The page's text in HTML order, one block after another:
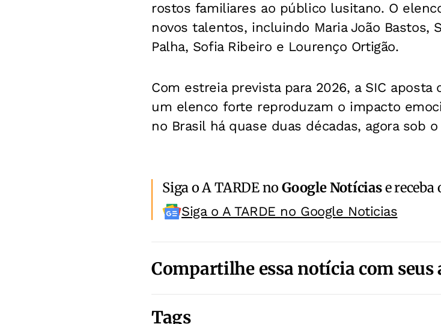
rostos familiares ao público lusitano. O
novos talentos, incluindo Maria João Bastos,
Palha, Sofia Ribeiro e Lourenço Ortigão.
Com estreia prevista para 2026, a SIC
um elenco forte reproduzam o impacto
no Brasil há quase duas décadas, agora sob
Siga o A TARDE noGoogle Notíciase receba
Siga o A TARDE no Google Noticias
Compartilhe essa notícia com seus
Tags